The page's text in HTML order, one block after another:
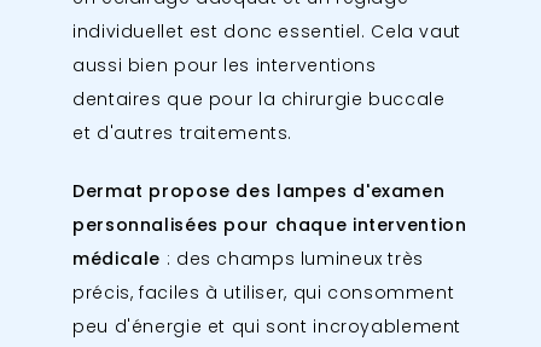
individuellet est donc essentiel. Cela vaut
aussi bien pour les interventions
dentaires que pour la chirurgie buccale
et d'autres traitements.
Dermat propose des lampes d'examen
personnalisées pour chaque intervention
médicale : des champs lumineux très
précis, faciles à utiliser, qui consomment
peu d'énergie et qui sont incroyablement